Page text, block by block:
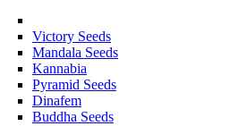
Victory Seeds
Mandala Seeds
Kannabia
Pyramid Seeds
Dinafem
Buddha Seeds